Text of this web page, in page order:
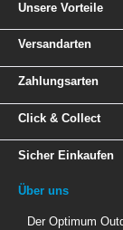
Unsere Vorteile
Versandarten
Zahlungsarten
Click & Collect
Sicher Einkaufen
Über uns
Der Optimum